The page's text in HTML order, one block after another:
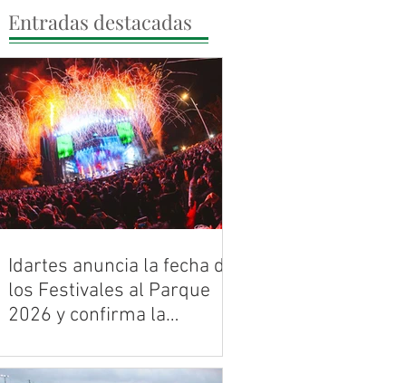
Entradas destacadas
Idartes anuncia la fecha de
los Festivales al Parque
2026 y confirma la
los 30 años de Rock al
2026. Entre mayo y noviembre, la